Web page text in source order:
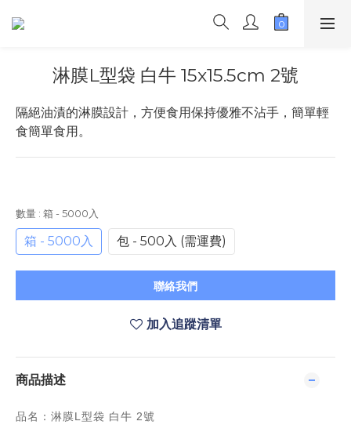
淋膜L型袋 白牛 15x15.5cm 2號
隔絕油漬的淋膜設計，方便食用保持優雅不沾手，簡單輕
食簡單食用。
數量 : 箱 - 5000入
箱 - 5000入 包 - 500入 (需運費)
聯絡我們
加入追蹤清單
商品描述
品名：淋膜L型袋 白牛 2號